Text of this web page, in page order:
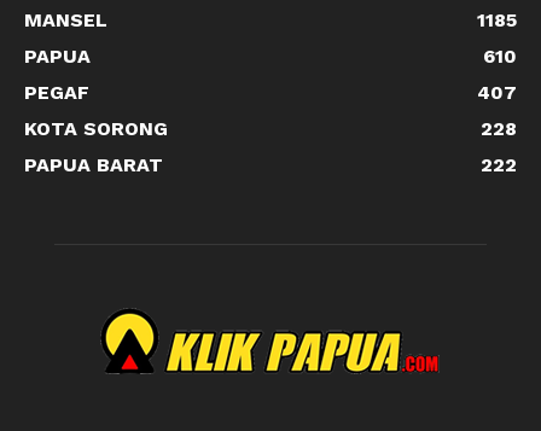
MANSEL
1185
PAPUA
610
PEGAF
407
KOTA SORONG
228
PAPUA BARAT
222